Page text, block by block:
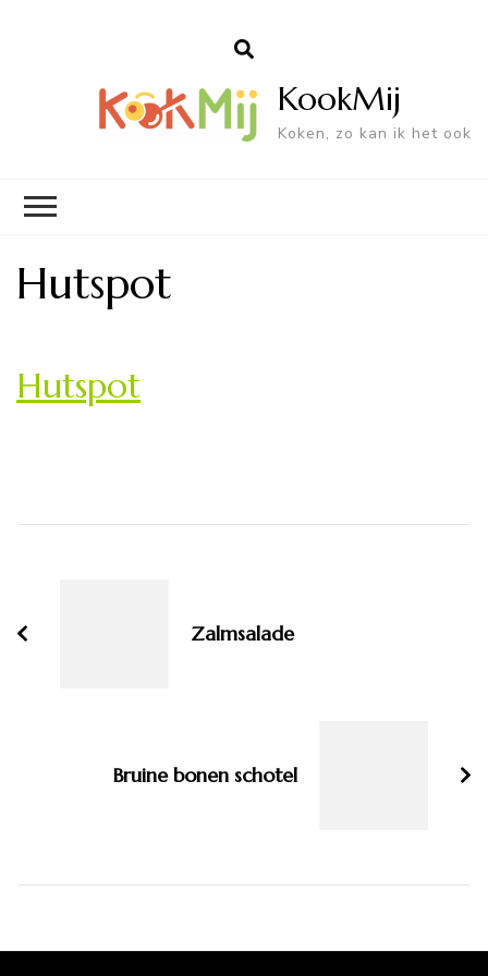
KookMij
Koken, zo kan ik het ook
Hutspot
Hutspot
Zalmsalade
Bruine bonen schotel